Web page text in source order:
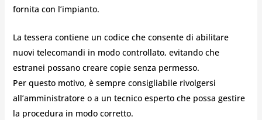
fornita con l’impianto.
La tessera contiene un codice che consente di abilitare
nuovi telecomandi in modo controllato, evitando che
estranei possano creare copie senza permesso.
Per questo motivo, è sempre consigliabile rivolgersi
all’amministratore o a un tecnico esperto che possa gestire
la procedura in modo corretto.